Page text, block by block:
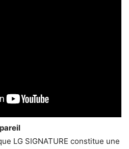
LG SIGNATURE constitue une